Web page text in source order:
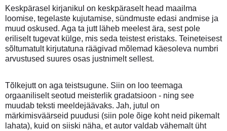
Keskpärasel kirjanikul on keskpäraselt head maailma
loomise, tegelaste kujutamise, sündmuste edasi andmise ja
muud oskused. Aga ta jutt läheb meelest ära, sest pole
eriliselt tugevat külge, mis seda teistest eristaks. Teineteisest
sõltumatult kirjutatuna räägivad mõlemad käesoleva numbri
arvustused suures osas justnimelt sellest.
Tõlkejutt on aga teistsugune. Siin on loo teemaga
orgaaniliselt seotud meisterlik gradatsioon - ning see
muudab teksti meeldejäävaks. Jah, jutul on
märkimisväärseid puudusi (siin pole õige koht neid pikemalt
lahata), kuid on siiski näha, et autor valdab vähemalt üht